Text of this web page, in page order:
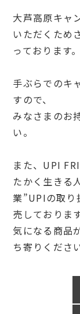
大芦高原キャ
いただくため
っております。
手ぶらでのキ
すので、
みなさまのお
い。
また、UPI
たかく生きる
業”UPIの取り
売しております
気になる商品
ち寄りください